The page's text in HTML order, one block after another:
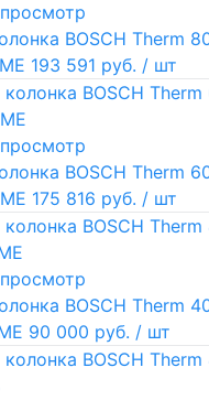
BOSCH Therm
193 591 руб. / шт
BOSCH Therm
175 816 руб. / шт
BOSCH Therm
90 000 руб. / шт